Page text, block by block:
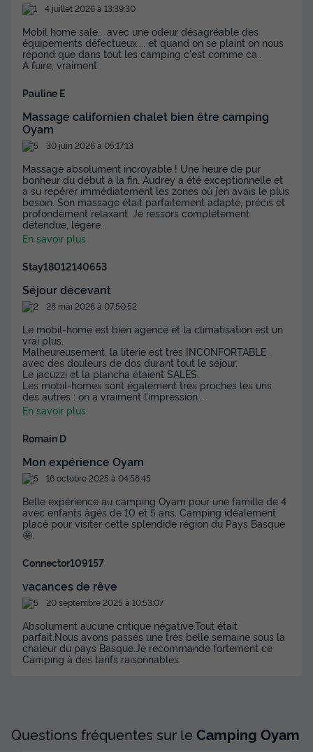
Animaux autorisés * Cafetière
MOBILHOME 6 personnes - Mobile-home SARIMENDI**** 6
personnes
du29/08/2026
Meilleur prix pour 7 nuits
Voir les disponibilités
MOBILHOME 6 personnes - Mobile-Home
PREMIUM ISPEGUY 6 personnes
Neuf
Surface
37m²
Adultes Chambres
Terrasse semi-couverte
Cafetière
Lave-vaisselle
+ 7
MOBILHOME 6 personnes - Mobile-Home PREMIUM
ISPEGUY 6 personnes
du
Meilleur prix pour 7 nuits
Voir les disponibilités
4 juillet 2026 à 13:39:30
Mobil home sale... avec une odeur désagréable des
équipements défectueux.... et quand on se plaint on nous
répond que dans tout les camping c'est comme ca..
A fuire, vraiment
Pauline E
Massage californien chalet bien être camping
Oyam
30 juin 2026 à 05:17:13
Massage absolument incroyable ! Une heure de pur
bonheur du début à la fin. Audrey a été exceptionnelle et
a su repérer immédiatement les zones où j’en avais le plus
besoin. Son massage était parfaitement adapté, précis et
profondément relaxant. Je ressors complètement
détendue, légere
En savoir plus
Stay18012140653
Séjour décevant
28 mai 2026 à 07:50:52
Le mobil-home est bien agencé et la climatisation est un
vrai plus.
Malheureusement, la literie est très INCONFORTABLE ,
avec des douleurs de dos durant tout le séjour.
Le jacuzzi et la plancha étaient SALES.
Les mobil-homes sont également très proches les uns
des autres : on a vraiment l’impression ...
En savoir plus
Romain D
Mon expérience Oyam
16 octobre 2025 à 04:58:45
Belle expérience au camping Oyam pour une famille de 4
avec enfants âgés de 10 et 5 ans. Camping idéalement
placé pour visiter cette splendide région du Pays Basque
🤩.
Connector109157
vacances de rêve
20 septembre 2025 à 10:53:07
Absolument aucune critique négative.Tout était
parfait.Nous avons passés une très belle semaine sous la
chaleur du pays Basque.Je recommande fortement ce
Camping à des tarifs raisonnables.
Questions fréquentes sur leCamping Oyam